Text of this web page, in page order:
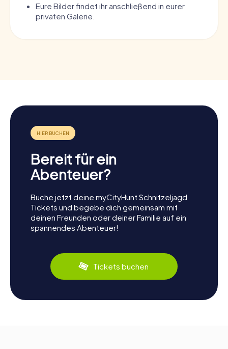
Eure Bilder findet ihr anschließend in eurer
privaten Galerie.
Bereit für ein
Abenteuer?
Buche jetzt deine myCityHunt Schnitzeljagd
Tickets und begebe dich gemeinsam mit
deinen Freunden oder deiner Familie auf ein
spannendes Abenteuer!
Tickets buchen